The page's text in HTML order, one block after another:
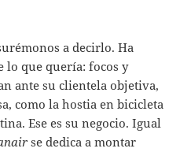
a decirlo. Ha
lo que quería: focos y
ante su clientela objetiva,
como la hostia en bicicleta
Ese es su negocio. Igual
se dedica a montar